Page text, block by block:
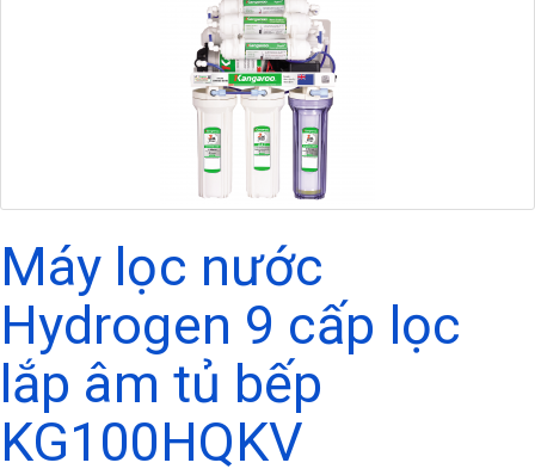
Máy lọc nước
Hydrogen 9 cấp lọc
lắp âm tủ bếp
KG100HQKV